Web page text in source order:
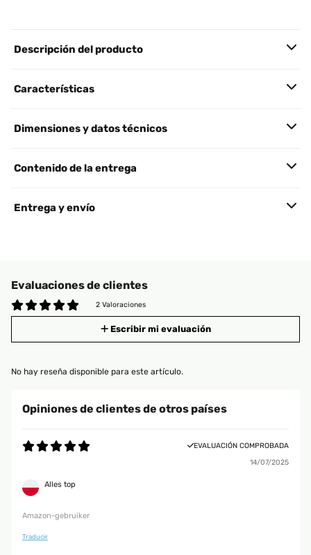
Descripción del producto
Características
Dimensiones y datos técnicos
Contenido de la entrega
Entrega y envío
Evaluaciones de clientes
2 Valoraciones
Escribir mi evaluación
No hay reseña disponible para este artículo.
Opiniones de clientes de otros países
EVALUACIÓN COMPROBADA
14/07/2025
Alles top
Amazon-gebruiker
Traducir